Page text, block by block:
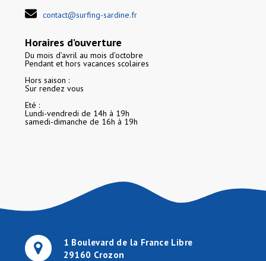
contact@surfing-sardine.fr
Horaires d’ouverture
Du mois d’avril au mois d’octobre
Pendant et hors vacances scolaires
Hors saison :
Sur rendez vous
Eté :
Lundi-vendredi de 14h à 19h
samedi-dimanche de 16h à 19h
1 Boulevard de la France Libre
29160 Crozon
OK, je m'inscris maintenant !